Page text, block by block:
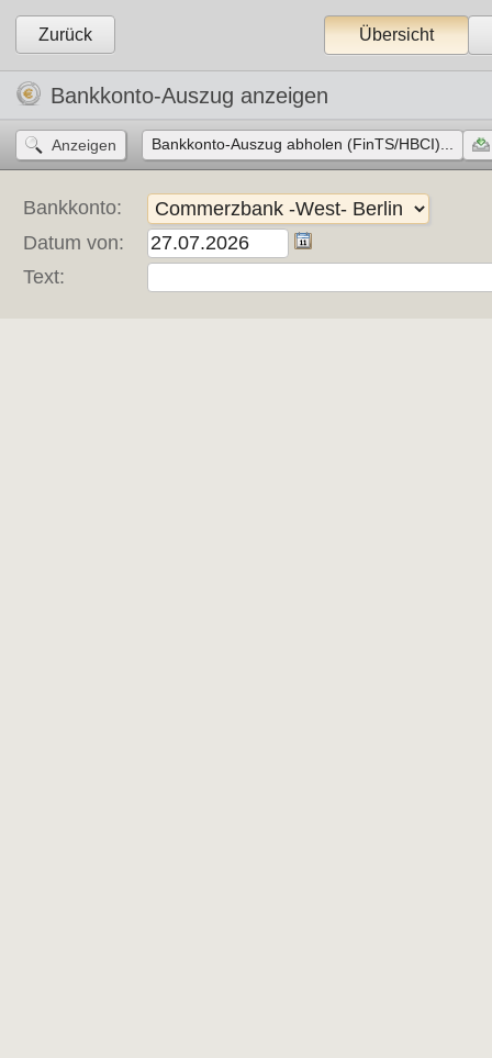
Zurück Übersicht
Bankkonto-Auszug anzeigen
Bankkonto-Auszug abholen (FinTS/HBCI)...
Bankkonto:
Datum von:
Text: